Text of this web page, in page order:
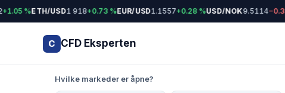
%ETH/USD1 918+0.73 %EUR/USD1.1557+0.28 %USD/NOK9.5114−0.31
C CFD Eksperten
Hvilke markeder er åpne?